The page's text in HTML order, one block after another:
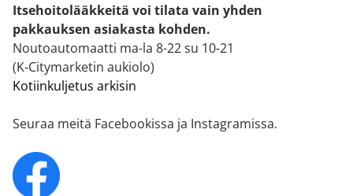
Itsehoitolääkkeitä voi tilata vain yhden
pakkauksen asiakasta kohden.
Noutoautomaatti ma-la 8-22 su 10-21
(K-Citymarketin aukiolo)
Kotiinkuljetus arkisin
Seuraa meitä Facebookissa ja Instagramissa.